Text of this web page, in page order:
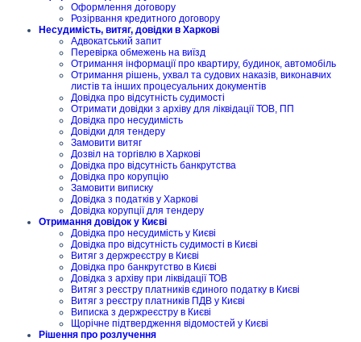
Оформлення договору
Розірвання кредитного договору
Несудимість, витяг, довідки в Харкові
Адвокатський запит
Перевірка обмежень на виїзд
Отримання інформації про квартиру, будинок, автомобіль
Отримання рішень, ухвал та судових наказів, виконавчих
листів та інших процесуальних документів
Довідка про відсутність судимості
Отримати довідки з архіву для ліквідації ТОВ, ПП
Довідка про несудимість
Довідки для тендеру
Замовити витяг
Дозвіл на торгівлю в Харкові
Довідка про відсутність банкрутства
Довідка про корупцію
Замовити виписку
Довідка з податків у Харкові
Довідка корупції для тендеру
Отримання довідок у Києві
Довідка про несудимість у Києві
Довідка про відсутність судимості в Києві
Витяг з держреєстру в Києві
Довідка про банкрутство в Києві
Довідка з архіву при ліквідації ТОВ
Витяг з реєстру платників єдиного податку в Києві
Витяг з реєстру платників ПДВ у Києві
Виписка з держреєстру в Києві
Щорічне підтвердження відомостей у Києві
Рішення про розлучення